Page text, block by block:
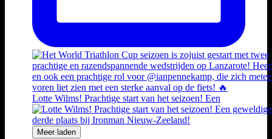
Lotte Wilms! Prachtige start van het seizoen! Een
Meer laden